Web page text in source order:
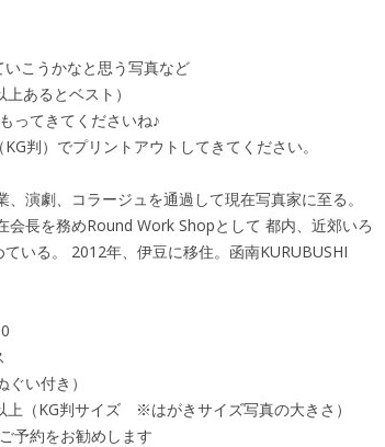
こうかなと思う写真など
あるとベスト）
ってきてくださいね♪
判） でプリントアウトしてきてください。
演劇、コラージュを通過して現在写真家に至る。
長を務めRound Work Shopとして 都内、近郊いろ
いる。 2012年、伊豆に移住。函南KURUBUSHI
い付き）
（KG判サイズ ※はがきサイズ写真の大きさ）
約をお勧めします